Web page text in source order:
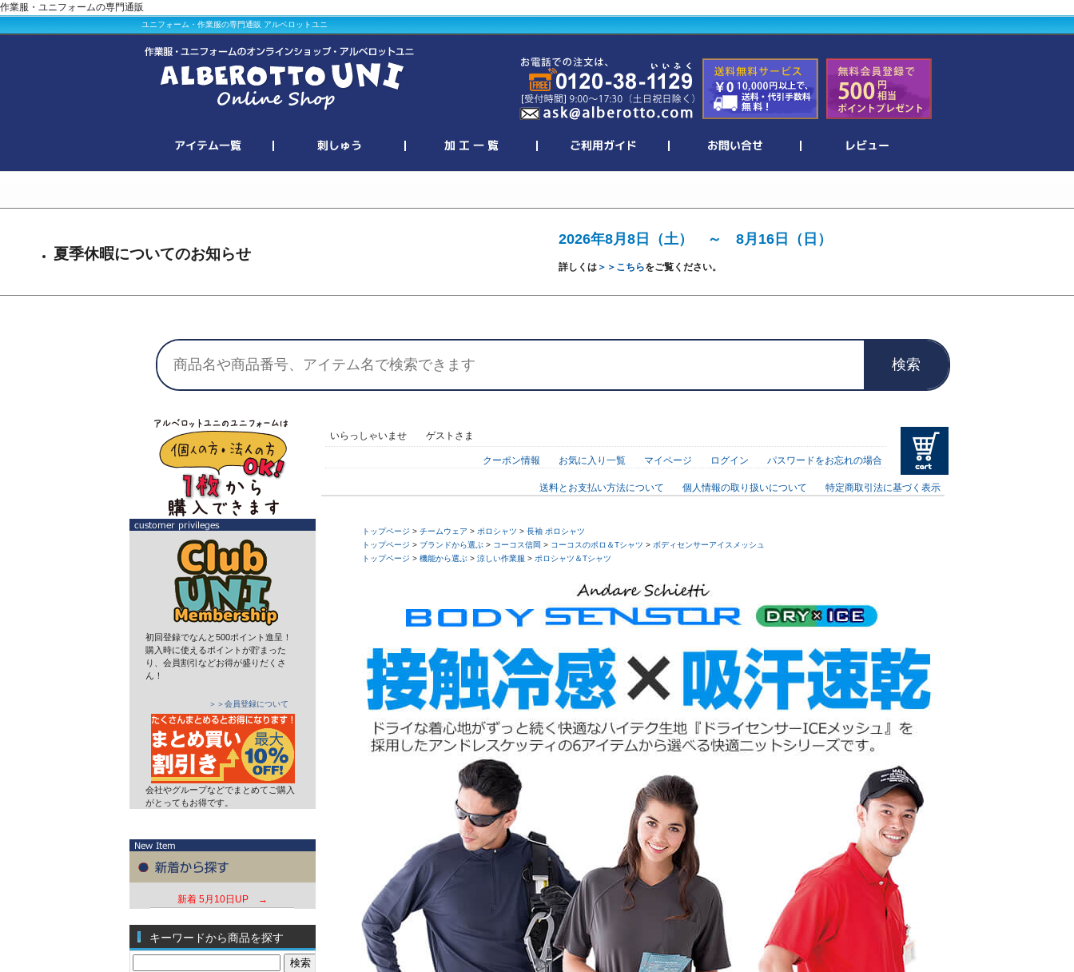
作業服・ユニフォームの専門通販
ユニフォーム・作業服の専門通販 アルベロットユニ
夏季休暇についてのお知らせ
2026年8月8日（土） ～ 8月16日（日）
詳しくは＞＞こちらをご覧ください。
検索
初回登録でなんと500ポイント進呈！
購入時に使えるポイントが貯まった
り、会員割引などお得が盛りだくさ
ん！
＞＞会員登録について
会社やグループなどでまとめてご購入
がとってもお得です。
新着 5月10日UP →
キーワードから商品を探す
いらっしゃいませ ゲストさま
クーポン情報 お気に入り一覧 マイページ ログイン パスワードをお忘れの場合
送料とお支払い方法について 個人情報の取り扱いについて 特定商取引法に基づく表示
トップページ > チームウェア > ポロシャツ > 長袖 ポロシャツ
トップページ > ブランドから選ぶ > コーコス信岡 > コーコスのポロ＆Tシャツ > ボディセンサーアイスメッシュ
トップページ > 機能から選ぶ > 涼しい作業服 > ポロシャツ＆Tシャツ